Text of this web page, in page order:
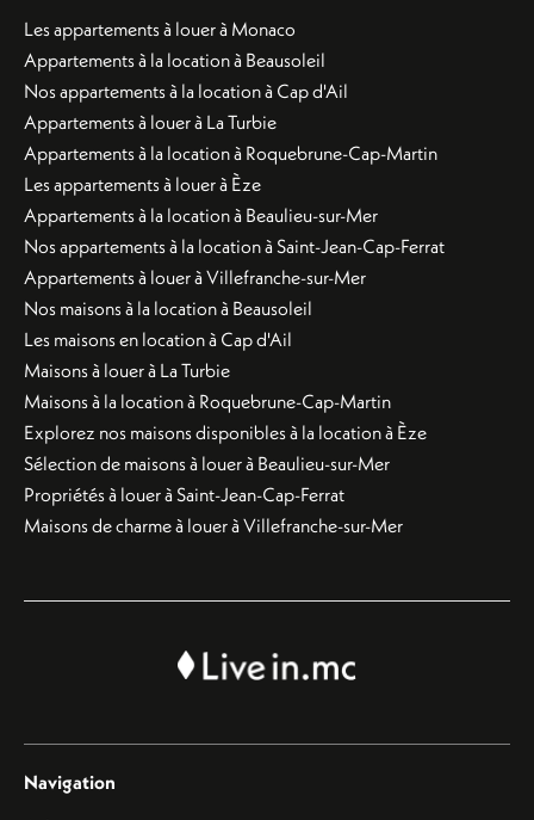
Les appartements à louer à Monaco
Appartements à la location à Beausoleil
Nos appartements à la location à Cap d'Ail
Appartements à louer à La Turbie
Appartements à la location à Roquebrune-Cap-Martin
Les appartements à louer à Èze
Appartements à la location à Beaulieu-sur-Mer
Nos appartements à la location à Saint-Jean-Cap-Ferrat
Appartements à louer à Villefranche-sur-Mer
Nos maisons à la location à Beausoleil
Les maisons en location à Cap d'Ail
Maisons à louer à La Turbie
Maisons à la location à Roquebrune-Cap-Martin
Explorez nos maisons disponibles à la location à Èze
Sélection de maisons à louer à Beaulieu-sur-Mer
Propriétés à louer à Saint-Jean-Cap-Ferrat
Maisons de charme à louer à Villefranche-sur-Mer
Navigation